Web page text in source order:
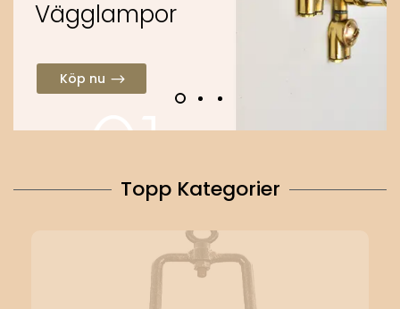
Vägglampor
Köp nu
Topp Kategorier